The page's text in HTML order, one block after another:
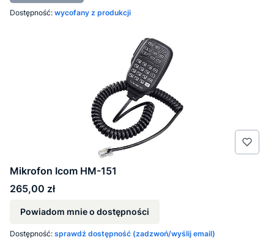
Dostępność: wycofany z produkcji
Mikrofon Icom HM-151
Cena
265,00 zł
Powiadom mnie o dostępności
Dostępność: sprawdź dostępność (zadzwoń/wyślij email)